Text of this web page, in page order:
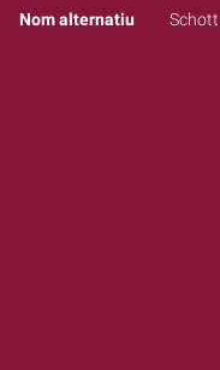
Nom alternatiu